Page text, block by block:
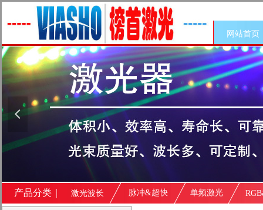
넳
网站首页
产品分类｜ 激光波长 脉冲&超快 单频激光